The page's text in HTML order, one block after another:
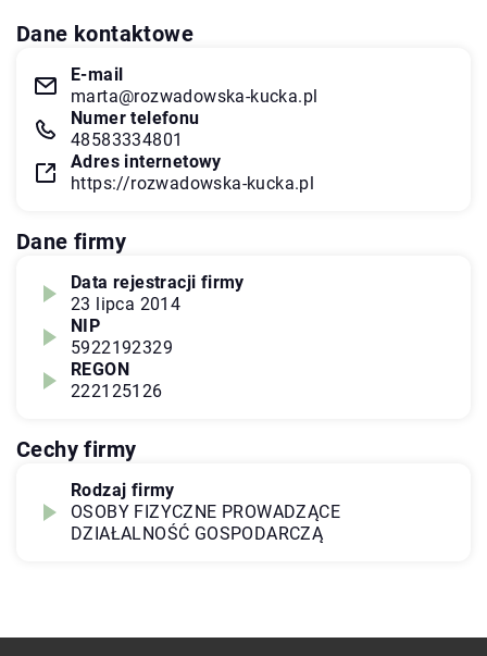
Dane kontaktowe
E-mail
marta@rozwadowska-kucka.pl
Numer telefonu
48583334801
Adres internetowy
https://rozwadowska-kucka.pl
Dane firmy
Data rejestracji firmy
23 lipca 2014
NIP
5922192329
REGON
222125126
Cechy firmy
Rodzaj firmy
OSOBY FIZYCZNE PROWADZĄCE
DZIAŁALNOŚĆ GOSPODARCZĄ